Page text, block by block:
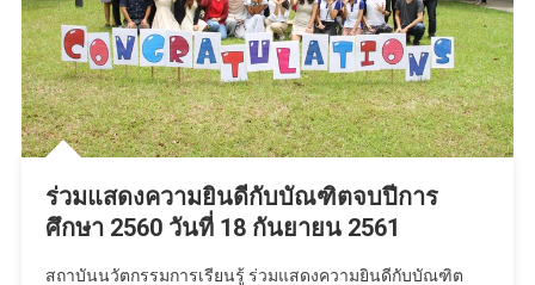
ร่วมแสดงความยินดีกับบัณฑิตจบปีการ
ศึกษา 2560 วันที่ 18 กันยายน 2561
สถาบันนวัตกรรมการเรียนรู้ ร่วมแสดงความยินดีกับบัณฑิต